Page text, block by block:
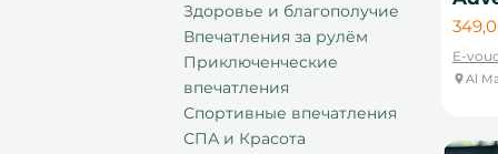
Здоровье и благополучие
Впечатления за рулём
Приключенческие
впечатления
Спортивные впечатления
СПА и Красота
Цена
E-
Al